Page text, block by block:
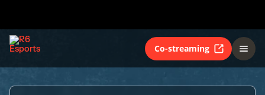
Co-streaming